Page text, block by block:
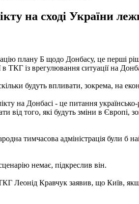
на сході України
плану Б щодо Донбасу, це перші
в ТКГ із врегулювання ситуації на
будуть впливати, зокрема, на
на Донбасі - це питання
від того, які будуть зміни в
тимчасова адміністрація були б
немає, підкреслив він.
ТКГ Леонід Кравчук заявив, що Київ,